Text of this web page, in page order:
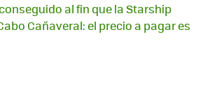
al fin que la Starship
Cañaveral: el precio a pagar es